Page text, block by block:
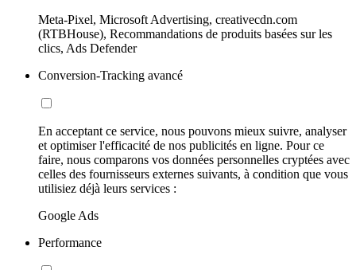
Meta-Pixel, Microsoft Advertising, creativecdn.com
(RTBHouse), Recommandations de produits basées sur les
clics, Ads Defender
Conversion-Tracking avancé
En acceptant ce service, nous pouvons mieux suivre, analyser
et optimiser l'efficacité de nos publicités en ligne. Pour ce
faire, nous comparons vos données personnelles cryptées avec
celles des fournisseurs externes suivants, à condition que vous
utilisiez déjà leurs services :
Google Ads
Performance